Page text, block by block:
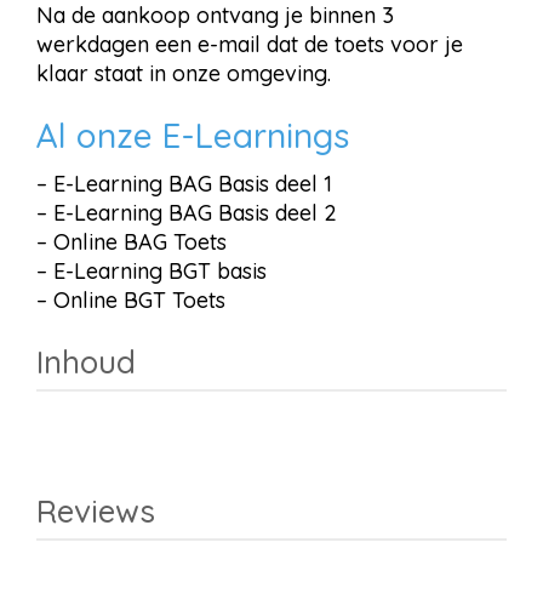
Na de aankoop ontvang je binnen 3
werkdagen een e-mail dat de toets voor je
klaar staat in onze omgeving.
Al onze E-Learnings
– E-Learning BAG Basis deel 1
– E-Learning BAG Basis deel 2
– Online BAG Toets
– E-Learning BGT basis
– Online BGT Toets
Inhoud
Reviews